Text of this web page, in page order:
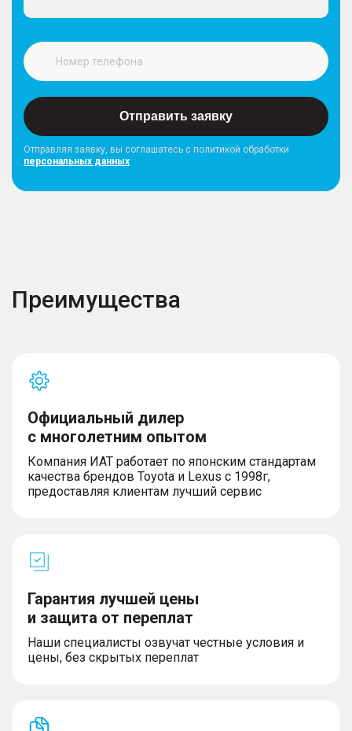
Отправить заявку
Отправляя заявку, вы соглашатесь с политикой обработки
персональных данных
Преимущества
Официальный дилер
с многолетним опытом
Компания ИАТ работает по японским стандартам
качества брендов Toyota и Lexus с 1998г,
предоставляя клиентам лучший сервис
Гарантия лучшей цены
и защита от переплат
Наши специалисты озвучат честные условия и
цены, без скрытых переплат